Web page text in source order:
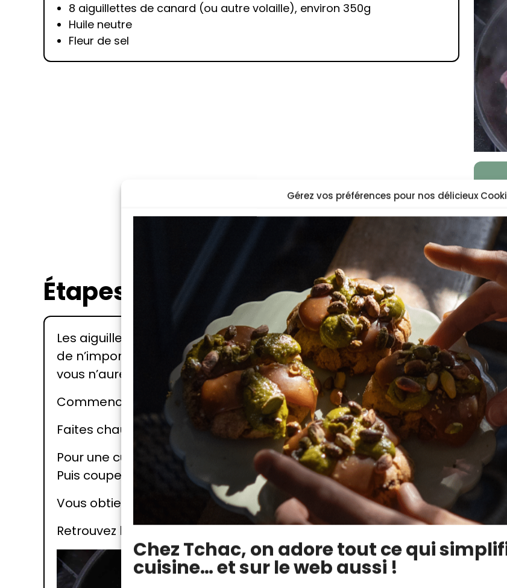
Gérez vos préférences pour nos délicieux
Chez Tchac, on adore tout ce qui
cuisine… et sur le web aussi !
8 aiguillettes de canard (ou autre volaille), environ 350g
Huile neutre
Fleur de sel
+
Étapes
Les aiguillettes sont la partie la moins grasse du canard. Vous pouvez
de n’importe quelle volaille (poulet, dinde, poularde…). Si vous réalisez
vous n’aurez pas besoin d’ajouter de matière grasse à la cuisson.
Commencez par assaisonner vos aiguillettes avec un peu de fleur de sel.
Faites chauffer une poêle avec un filet d’huile. Lorsque la poêle est bien
Pour une cuisson à l’unilatérale, laissez cuire environ 3 minutes (en
Puis coupez le feu en laissant les aiguillettes dans la poêle pour que la
Vous obtiendrez ainsi une face dorée et une autre rosée.
Retrouvez la recette intégrale du canard sauce meurette et tatin